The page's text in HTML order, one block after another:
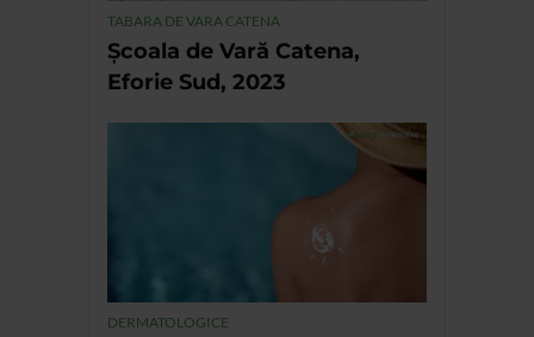
TABARA DE VARA CATENA
Școala de Vară Catena,
Eforie Sud, 2023
DERMATOLOGICE